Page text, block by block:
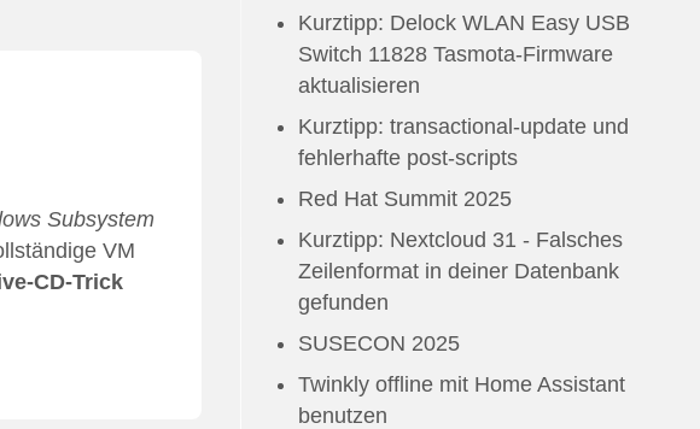
Subsystem
VM
CD-Trick
Kurztipp: Delock WLAN Easy USB
Switch 11828 Tasmota-Firmware
aktualisieren
Kurztipp: transactional-update und
fehlerhafte post-scripts
Red Hat Summit 2025
Kurztipp: Nextcloud 31 - Falsches
Zeilenformat in deiner Datenbank
gefunden
SUSECON 2025
Twinkly offline mit Home Assistant
benutzen